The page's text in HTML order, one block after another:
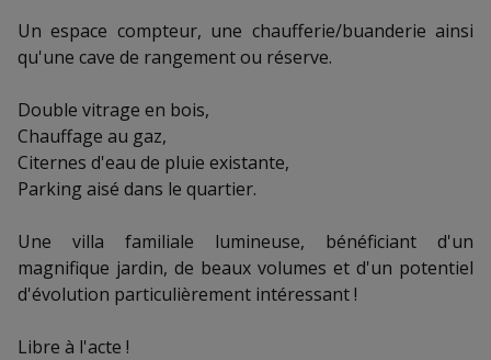
Un espace compteur, une chaufferie/buanderie ainsi
qu'une cave de rangement ou réserve.
Double vitrage en bois,
Chauffage au gaz,
Citernes d'eau de pluie existante,
Parking aisé dans le quartier.
Une villa familiale lumineuse, bénéficiant d'un
magnifique jardin, de beaux volumes et d'un potentiel
d'évolution particulièrement intéressant !
Libre à l'acte !